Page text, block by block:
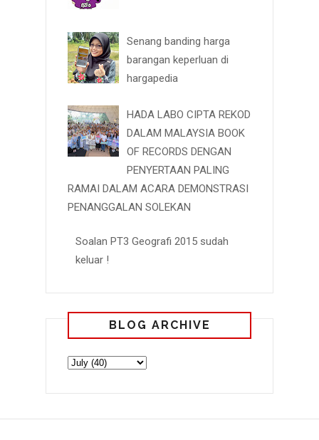
Senang banding harga
barangan keperluan di
hargapedia
HADA LABO CIPTA REKOD
DALAM MALAYSIA BOOK
OF RECORDS DENGAN
PENYERTAAN PALING
RAMAI DALAM ACARA DEMONSTRASI
PENANGGALAN SOLEKAN
Soalan PT3 Geografi 2015 sudah
keluar !
BLOG ARCHIVE